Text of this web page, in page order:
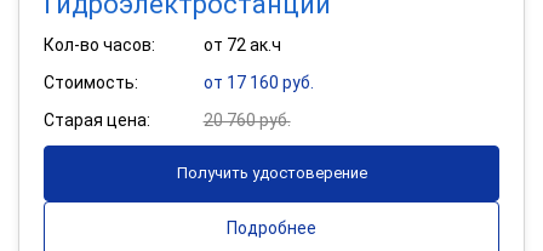
Кол-во часов:
от 72 ак.ч
Стоимость:
от 17 160 руб.
Старая цена:
20 760 руб.
Получить удостоверение
Подробнее